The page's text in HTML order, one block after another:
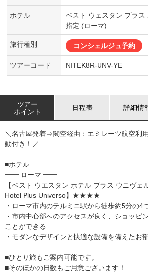
ホテル
ベスト ウェスタン プラス
指定 (ローマ)
旅行種別 コンシェルジュ予約
ツアーコード NITEK8R-UNV-YE
ツアー
ポイント
日程表 詳細情
＼名古屋発着⇒関空経由：エミレーツ航空利
動付き！／
■ホテル
━━ ローマ ━━
【ベスト ウエスタン ホテル プラス ウニヴェ
Hotel Plus Universo】★★★★
・ローマ市内のテルミニ駅から徒歩約5分の4
・市内中心部へのアクセスが良く、ショッピ
ことができる
・モダンなデザインと快適な設備を備えたお
■ひとり旅もご案内可能です。
■そのほかの日数もご用意ございます！